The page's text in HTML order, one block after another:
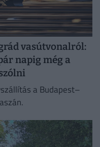
vasútvonalról:
napig még a
a Budapest–